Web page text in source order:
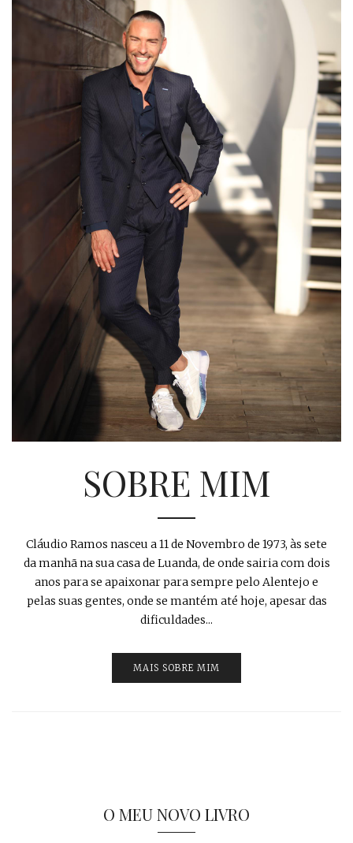
SOBRE MIM
Cláudio Ramos nasceu a 11 de Novembro de 1973, às sete
da manhã na sua casa de Luanda, de onde sairia com dois
anos para se apaixonar para sempre pelo Alentejo e
pelas suas gentes, onde se mantém até hoje, apesar das
dificuldades...
MAIS SOBRE MIM
O MEU NOVO LIVRO